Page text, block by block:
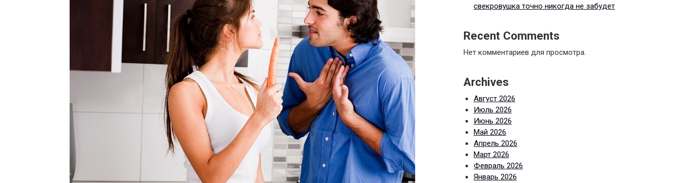
свекровушка точно никогда не забудет
Recent Comments
Нет комментариев для просмотра.
Archives
Август 2026
Июль 2026
Июнь 2026
Май 2026
Апрель 2026
Март 2026
Февраль 2026
Январь 2026